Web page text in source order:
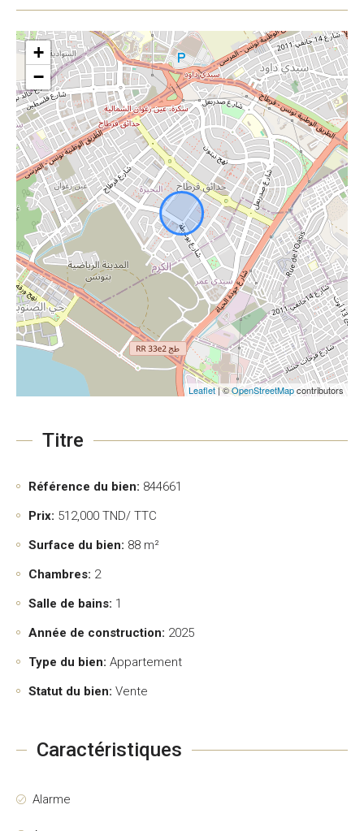
+
−
Leaflet| ©OpenStreetMapcontributors
Titre
Référence du bien: 844661
Prix: 512,000 TND/ TTC
Surface du bien: 88 m²
Chambres: 2
Salle de bains: 1
Année de construction: 2025
Type du bien: Appartement
Statut du bien: Vente
Caractéristiques
Alarme